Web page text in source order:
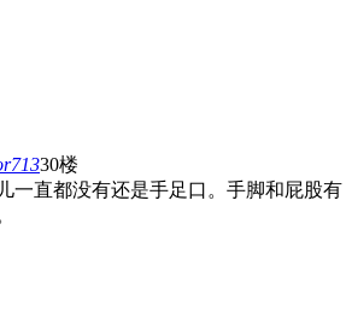
30楼
一直都没有还是手足口。手脚和屁股有